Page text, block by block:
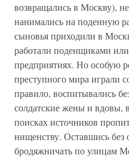
возвращались в Москву),
нанимались на поденную
сыновья приходили в
работали поденщиками
предприятиях. Но особую
преступного мира играли
правило, воспитывались
солдатские жены и вдовы,
поисках источников
нищенству. Оставшись
бродяжничать по улицам